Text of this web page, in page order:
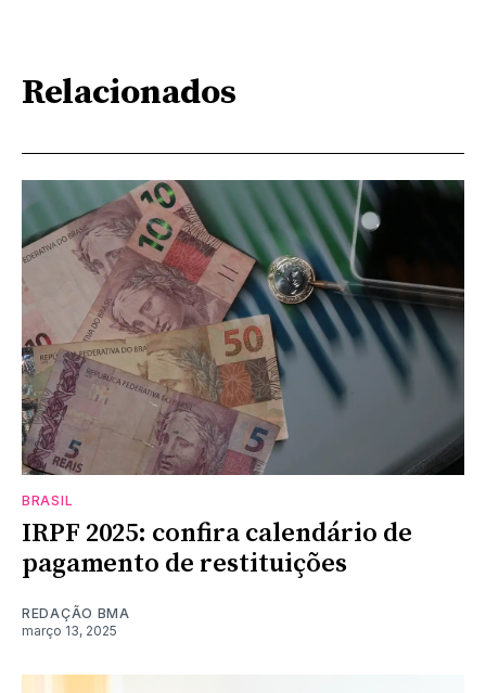
Relacionados
BRASIL
IRPF 2025: confira calendário de
pagamento de restituições
REDAÇÃO BMA
março 13, 2025